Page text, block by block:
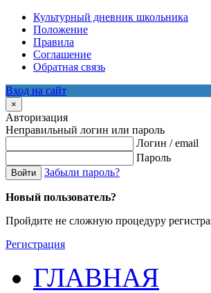
Культурный дневник школьника
Положение
Правила
Соглашение
Обратная связь
Вход на сайт
×
Авторизация
Неправильный логин или пароль
Логин / email
Пароль
Войти Забыли пароль?
Новый пользователь?
Пройдите не сложную процедуру
Регистрация
ГЛАВНАЯ